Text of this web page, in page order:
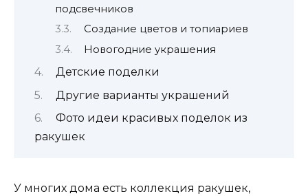
подсвечников
Создание цветов и топиариев
Новогодние украшения
Детские поделки
Другие варианты украшений
Фото идеи красивых поделок из
ракушек
У многих дома есть коллекция ракушек,